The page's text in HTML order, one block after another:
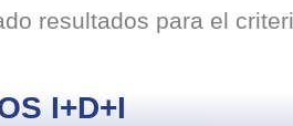
resultados para el
I+D+I